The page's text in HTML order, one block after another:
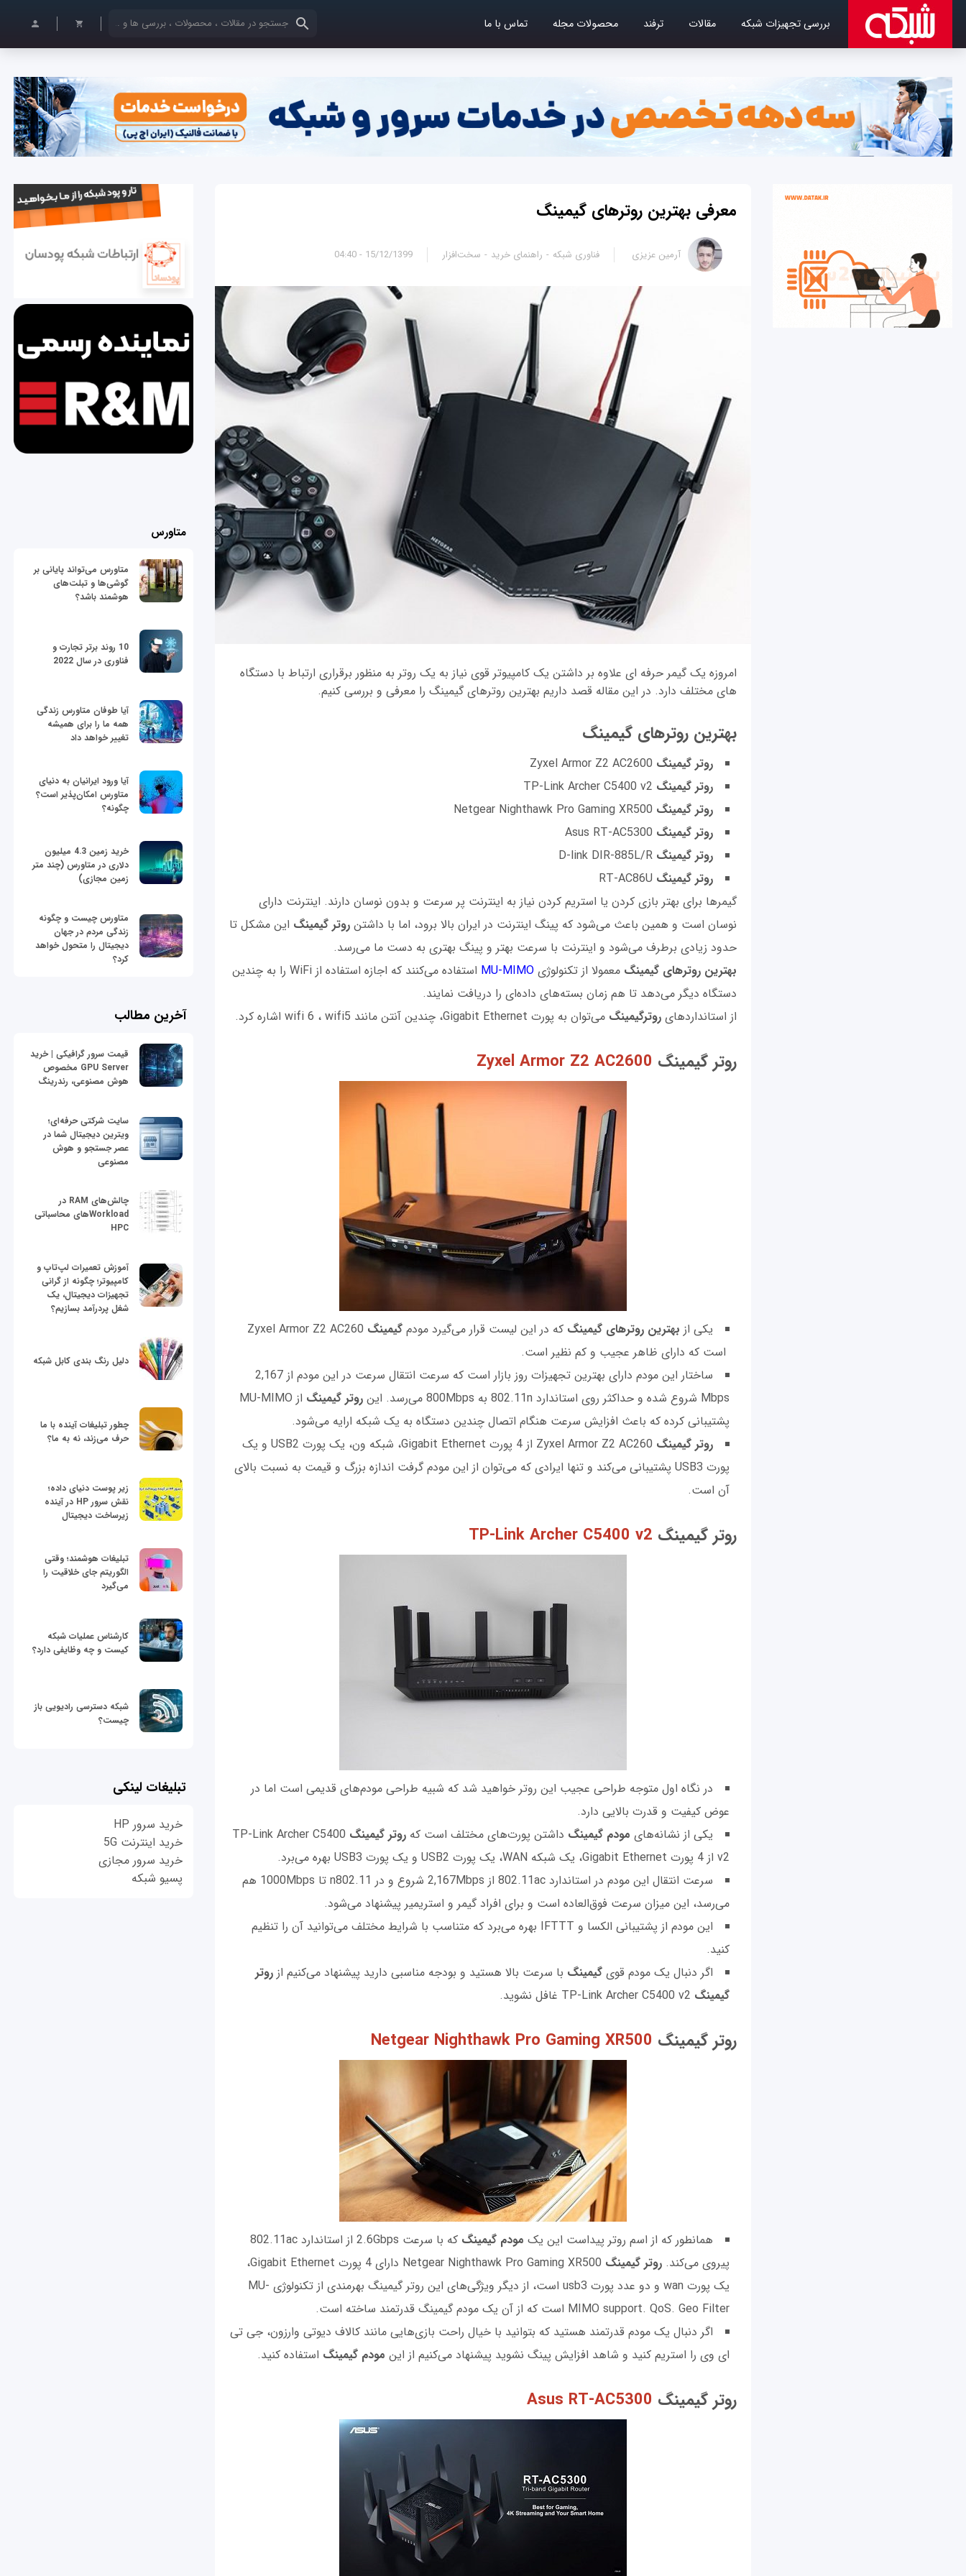
بررسی تجهیزات شبکه مقالات ترفند محصولات مجله تماس با ما کلمات کلیدی خود را وارد کنید
معرفی بهترین روترهای گیمینگ
15/12/1399 - 04:40 آرمین عزیزی فناوری شبکه راهنمای خرید سخت‌افزار
امروزه یک گیمر حرفه ای علاوه بر داشتن یک کامپیوتر قوی نیاز به یک روتر به منظور برقراری ارتباط با دستگاه
های مختلف دارد. در این مقاله قصد داریم بهترین روترهای گیمینگ را معرفی و بررسی کنیم.
بهترین روترهای گیمینگ
روتر گیمینگ
روتر گیمینگ
روتر گیمینگ
روتر گیمینگ
روتر گیمینگ
روتر گیمینگ
گیمرها برای بهتر بازی کردن یا استریم کردن نیاز به اینترنت پر سرعت و بدون نوسان دارند. اینترنت‌ دارای
نوسان است و همین باعث می‌شود که پینگ اینترنت در ایران بالا برود،‌ اما با داشتن روتر گیمینگ این مشکل تا
حدود زیادی برطرف می‌شود و اینترنت با سرعت بهتر و پینگ بهتری به دست ما می‌رسد.
بهترین روترهای گیمینگ معمولا از تکنولوژی MU-MIMO
استفاده می‌کنند که اجازه استفاده از WiFi را به چندین
دستگاه دیگر می‌دهد تا هم‌ زمان بسته‌های داده‌ای را دریافت نمایند.
از استانداردهای روترگیمینگ می‌توان به پورت Gigabit Ethernet، چندین آنتن مانند wifi 6 ، wifi5 اشاره کرد.
روتر گیمینگ Zyxel Armor Z2 AC2600
یکی از بهترین روترهای گیمینگ که در این لیست قرار می‌گیرد مودم گیمینگ Zyxel Armor Z2 AC260
است که دارای ظاهر عجیب و کم نظیر است.
ساختار این مودم دارای بهترین تجهیزات روز بازار است که سرعت انتقال سرعت در این مودم از 2,167
Mbps شروع شده و حداکثر روی استاندارد 802.11n به 800Mbps می‌رسد. این
روتر گیمینگ
از MU-MIMO
پشتیبانی کرده که باعث افزایش سرعت هنگام اتصال چندین دستگاه به یک شبکه ارايه می‌شود.
روتر گیمینگ
Zyxel Armor Z2 AC260 از 4 پورت Gigabit Ethernet، شبکه ون، یک پورت USB2 و یک
پورت USB3 پشتیبانی می‌کند و تنها ایرادی که می‌توان از این مودم گرفت اندازه بزرگ و قیمت به نسبت بالای
آن است.
روتر گیمینگ TP-Link Archer C5400 v2
در نگاه اول متوجه طراحی عجیب این روتر خواهید شد که شبیه طراحی مودم‌های قدیمی است اما در
عوض کیفیت و قدرت بالایی دارد.
یکی از نشانه‌های مودم گیمینگ داشتن پورت‌های مختلف است که روتر گیمینگ TP-Link Archer C5400
v2 از 4 پورت Gigabit Ethernet، یک شبکه WAN، یک پورت USB2 و یک پورت USB3 بهره می‌برد.
سرعت انتقال این مودم در استاندارد 802.11ac از 2,167Mbps شروع و در n802.11 تا 1000Mbps هم
می‌رسد، این میزان سرعت فوق‌العاده‌ است و برای افراد گیمر و استریمیر پیشنهاد می‌شود.
این مودم از پشتیبانی الکسا و IFTTT بهره می‌برد که متناسب با شرایط مختلف می‌توانید آن را تنظیم
کنید.
اگر دنبال یک مودم قوی گیمینگ با سرعت بالا هستید و بودجه مناسبی دارید پیشنهاد می‌کنیم از روتر
گیمینگ
روتر گیمینگ Netgear Nighthawk Pro Gaming XR500
همانطور که از اسم روتر پیداست این یک مودم گیمینگ
که با سرعت 2.6Gbps از استاندارد 802.11ac
پیروی می‌کند. روتر گیمینگ
Netgear Nighthawk Pro Gaming XR500 دارای 4 پورت Gigabit Ethernet،
یک پورت wan و دو عدد پورت usb3 است، از دیگر ویژگی‌های این روتر گیمینگ بهرمندی از تکنولوژی MU-
MIMO support. QoS. Geo Filter است که از آن یک مودم گیمینگ قدرتمند ساخته است.
اگر دنبال یک مودم قدرتمند هستید که بتوانید با خیال راحت بازی‌هایی مانند کالاف دیوتی وارزون، جی تی
ای وی را استریم کنید و شاهد افزایش پینگ نشوید پیشنهاد می‌کنیم از این مودم گیمینگ استفاده کنید.
روتر گیمینگ Asus RT-AC5300
متاورس
متاورس می‌تواند پایانی بر
گوشی‌ها و تبلت‌های
هوشمند باشد؟
10 روند برتر تجارت و
فناوری در سال 2022
آیا طوفان متاورس زندگی
همه ما را برای همیشه
تغییر خواهد داد
آیا ورود ایرانیان به دنیای
متاورس امکان‌پذیر است؟
چگونه؟
خرید زمین 4.3 میلیون
دلاری در متاورس (چند متر
زمین مجازی)
متاورس چیست و چگونه
زندگی مردم در جهان
دیجیتال را متحول خواهد
کرد؟
آخرین مطالب
قیمت سرور گرافیکی | خرید
GPU Server مخصوص
هوش مصنوعی، رندرینگ
سایت شرکتی حرفه‌ای؛
ویترین دیجیتال شما در
عصر جستجو و هوش
مصنوعی
چالش‌های RAM در
Workloadهای محاسباتی
HPC
آموزش تعمیرات لپ‌تاپ و
کامپیوتر؛ چگونه از گرانی
تجهیزات دیجیتال، یک
شغل پردرآمد بسازیم؟
دلیل رنگ بندی کابل شبکه
چطور تبلیغات آینده با ما
حرف می‌زند، نه به ما؟
زیر پوست دنیای داده؛
نقش سرور HP در آینده
زیرساخت دیجیتال
تبلیغات هوشمند؛ وقتی
الگوریتم جای خلاقیت را
می‌گیرد
کارشناس عملیات شبکه
کیست و چه وظایفی دارد؟
شبکه دسترسی رادیویی باز
چیست؟
تبلیغات لینکی
خرید سرور HP
خرید اینترنت 5G
خرید سرور مجازی
پسیو شبکه